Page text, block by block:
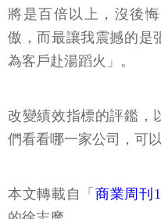
將是百倍以上，沒後
傲，而最讓我震撼的是
為客戶赴湯蹈火」。
改變績效指標的評鑑，
們看看哪一家公司，可
本文轉載自「 商業周刊